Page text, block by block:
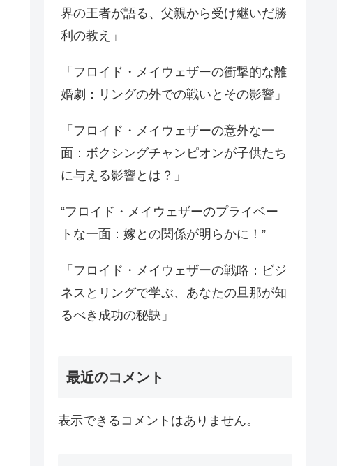
界の王者が語る、父親から受け継いだ勝
利の教え」
「フロイド・メイウェザーの衝撃的な離
婚劇：リングの外での戦いとその影響」
「フロイド・メイウェザーの意外な一
面：ボクシングチャンピオンが子供たち
に与える影響とは？」
“フロイド・メイウェザーのプライベー
トな一面：嫁との関係が明らかに！”
「フロイド・メイウェザーの戦略：ビジ
ネスとリングで学ぶ、あなたの旦那が知
るべき成功の秘訣」
最近のコメント
表示できるコメントはありません。